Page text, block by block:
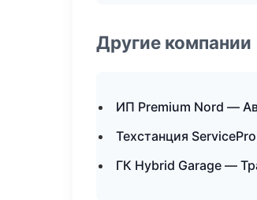
Другие компании
ИП Premium Nord —
Техстанция
ГК Hybrid Garage —